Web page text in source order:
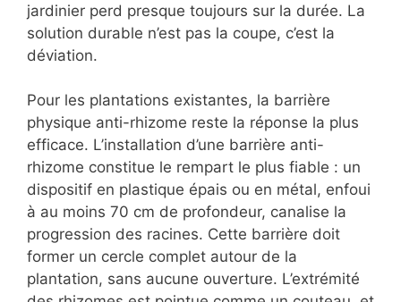
jardinier perd presque toujours sur la durée. La
solution durable n’est pas la coupe, c’est la
déviation.
Pour les plantations existantes, la barrière
physique anti-rhizome reste la réponse la plus
efficace. L’installation d’une barrière anti-
rhizome constitue le rempart le plus fiable : un
dispositif en plastique épais ou en métal, enfoui
à au moins 70 cm de profondeur, canalise la
progression des racines. Cette barrière doit
former un cercle complet autour de la
plantation, sans aucune ouverture. L’extrémité